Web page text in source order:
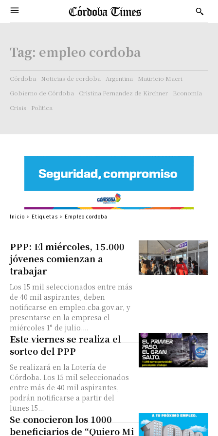
Tag: empleo cordoba
Córdoba Noticias de cordoba Argentina
Mauricio Macri
Gobierno de Córdoba
Cristina Fernandez de Kirchner
Economía
Crisis
Politica
PPP: El miércoles, 15.000
jóvenes comienzan a
trabajar
Los 15 mil seleccionados entre más
de 40 mil aspirantes, deben
notificarse en empleo.cba.gov.ar, y
presentarse en la empresa el
miércoles 1° de julio....
Este viernes se realiza el
sorteo del PPP
Se realizará en la Lotería de
Córdoba. Los 15 mil seleccionados
entre más de 40 mil aspirantes,
podrán notificarse a partir del
lunes 15...
Se conocieron los 1000
beneficiarios de “Quiero Mi
Inicio Etiquetas Empleo cordoba